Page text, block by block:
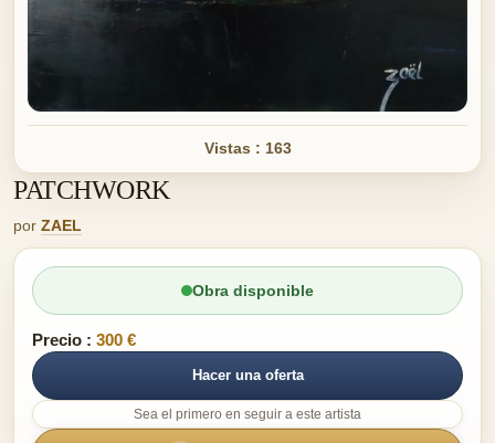
Vistas : 163
PATCHWORK
por ZAEL
Obra disponible
Precio : 300 €
Hacer una oferta
Sea el primero en seguir a este artista